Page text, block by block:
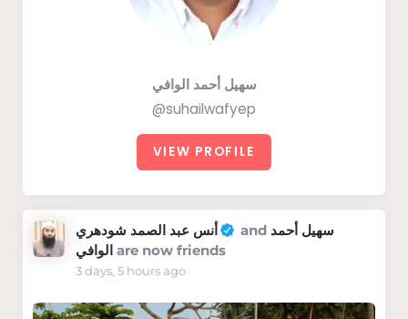
سهيل أحمد الوافي
@suhailwafyep
VIEW PROFILE
أنس عبد الصمد شودهري and سهيل أحمد
الوافي are now friends
3 days, 5 hours ago